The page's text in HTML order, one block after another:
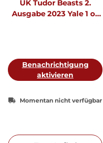
UK Tudor Beasts 2.
Ausgabe 2023 Yale 1 oz
Benachrichtigung
aktivieren
Momentan nicht verfügbar